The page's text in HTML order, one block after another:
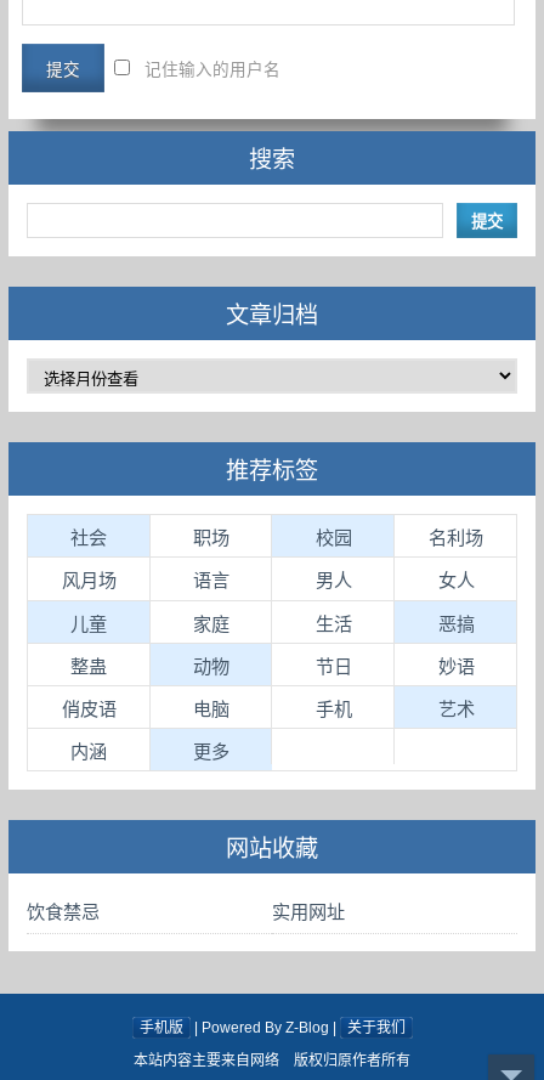
记住输入的用户名
搜索
文章归档
推荐标签
社会 职场 校园 名利场
风月场 语言 男人 女人
儿童 家庭 生活 恶搞
整蛊 动物 节日 妙语
俏皮语 电脑 手机 艺术
内涵 更多
网站收藏
饮食禁忌 实用网址
手机版 | Powered By Z-Blog |
关于我们
本站内容主要来自网络 版权归原作者所有